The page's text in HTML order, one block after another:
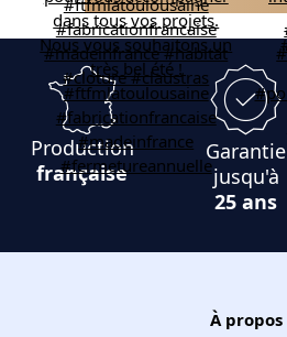
Production
française
Garantie
jusqu'à
25 ans
À propos